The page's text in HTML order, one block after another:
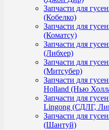
Запчасти для
(Кобелко)
Запчасти для
(Коматсу)
Запчасти для
(Либхер)
Запчасти для
(Митсубер)
Запчасти для
Holland (Нью
Запчасти для
Lingong (СДЛГ,
Запчасти для
(Шантуй)